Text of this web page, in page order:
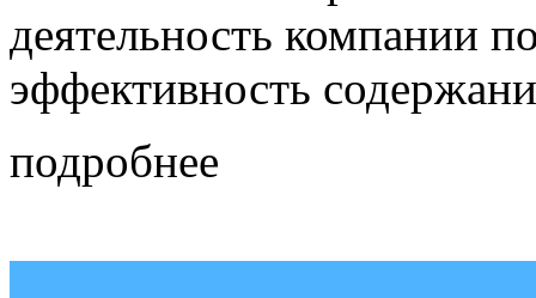
деятельность компании
эффективность
подробнее